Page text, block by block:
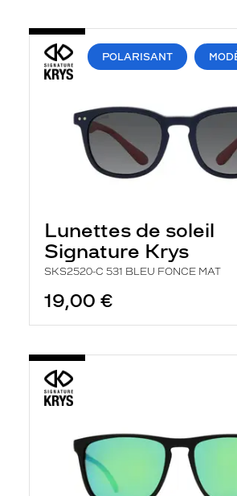
POLARISANT
Lunettes de soleil
Signature Krys
SKS2520-C 531 BLEU FONCE MAT
19,00 €